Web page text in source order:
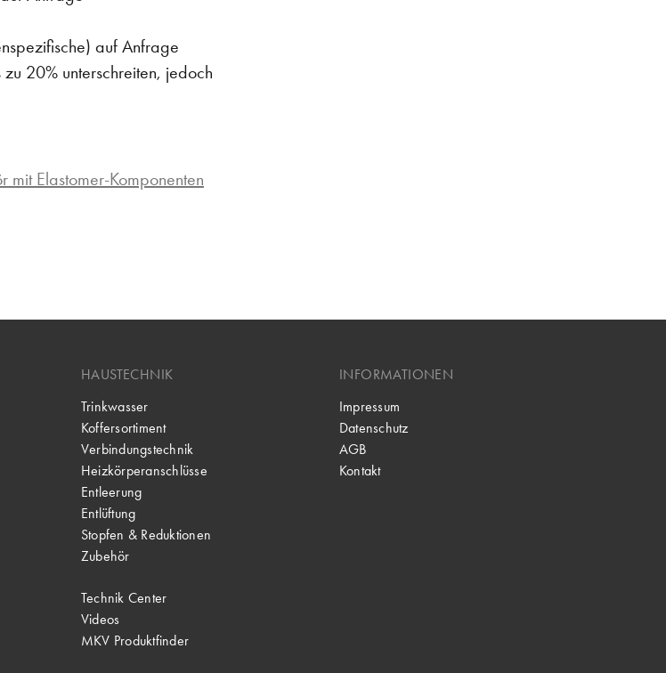
auf Anfrage
20% unterschreiten, jedoch
Elastomer-Komponenten
HAUSTECHNIK
Trinkwasser
Koffersortiment
Verbindungstechnik
Heizkörperanschlüsse
Entleerung
Entlüftung
Stopfen & Reduktionen
Zubehör
Technik Center
Videos
MKV Produktfinder
INFORMATIONEN
Impressum
Datenschutz
AGB
Kontakt